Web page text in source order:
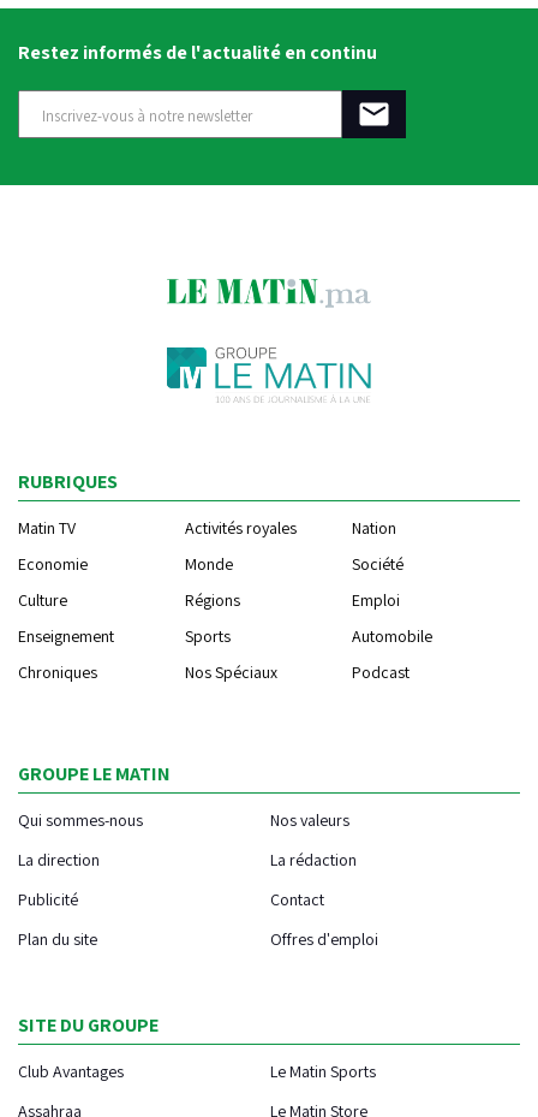
Restez informés de l'actualité en continu
RUBRIQUES
Matin TV Activités royales
Nation
Economie
Monde
Société
Culture
Régions
Emploi
Enseignement
Sports
Automobile
Chroniques
Nos Spéciaux Podcast
GROUPE LE MATIN
Qui sommes-nous
Nos valeurs
La direction
La rédaction
Publicité
Contact
Plan du site
Offres d'emploi
SITE DU GROUPE
Club Avantages
Le Matin Sports
Assahraa
Le Matin Store